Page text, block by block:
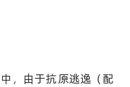
，由于抗原逃逸（配